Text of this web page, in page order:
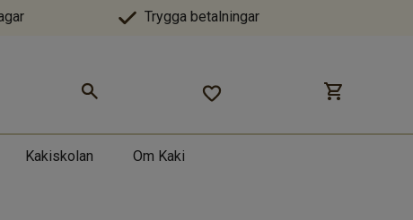
Trygga betalningar
Kakiskolan Om Kaki